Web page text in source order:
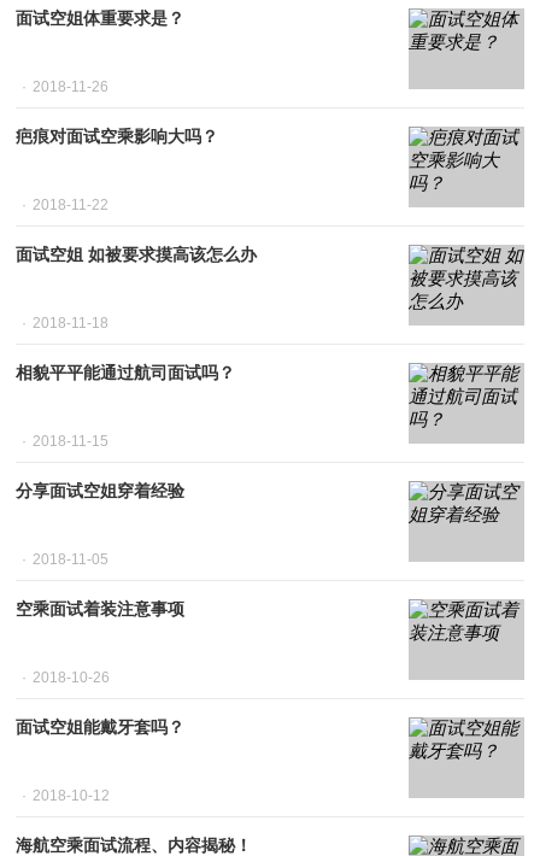
面试空姐体重要求是？
2018-11-26
疤痕对面试空乘影响大吗？
2018-11-22
面试空姐 如被要求摸高该怎么办
2018-11-18
相貌平平能通过航司面试吗？
2018-11-15
分享面试空姐穿着经验
2018-11-05
空乘面试着装注意事项
2018-10-26
面试空姐能戴牙套吗？
2018-10-12
海航空乘面试流程、内容揭秘！